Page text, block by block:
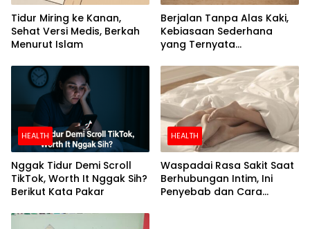
Tidur Miring ke Kanan,
Sehat Versi Medis, Berkah
Menurut Islam
Berjalan Tanpa Alas Kaki,
Kebiasaan Sederhana
yang Ternyata
HEALTH
Nggak Tidur Demi Scroll
TikTok, Worth It Nggak Sih?
Berikut Kata Pakar
HEALTH
Waspadai Rasa Sakit Saat
Berhubungan Intim, Ini
Penyebab dan Cara